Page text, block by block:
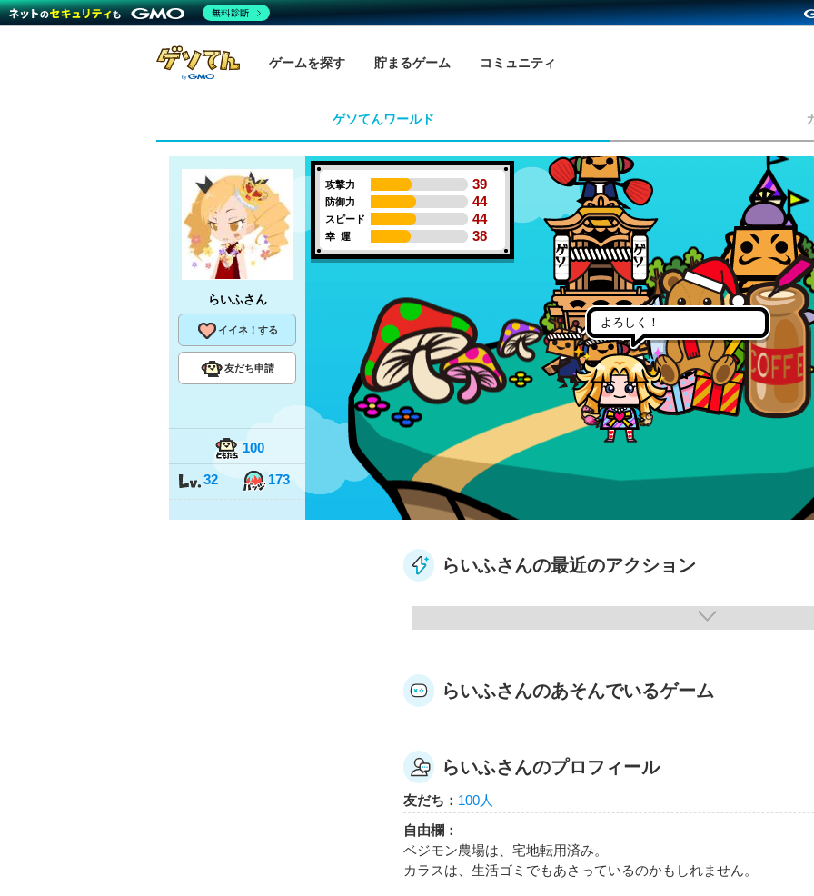
ゲームを探す 貯まるゲーム コミュニティ
ゲソてんワールド
らいふさん
イイネ！する
友だち申請
100
32 173
攻撃力 39
防御力 44
スピード 44
幸 運 38
よろしく！
らいふさんの最近のアクション
らいふさんのあそんでいるゲーム
らいふさんのプロフィール
友だち： 100人
自由欄：
ベジモン農場は、宅地転用済み。
カラスは、生活ゴミでもあさっているのかもしれません。
無料診断